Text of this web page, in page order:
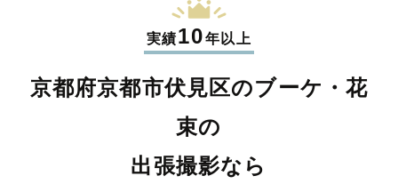
実績10年以上
京都府京都市伏見区のブーケ・花
束の
出張撮影なら